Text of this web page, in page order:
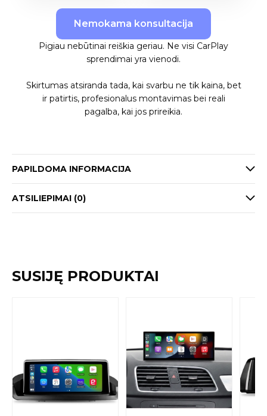
Nemokama konsultacija
Pigiau nebūtinai reiškia geriau. Ne visi CarPlay
sprendimai yra vienodi.
Skirtumas atsiranda tada, kai svarbu ne tik kaina, bet
ir patirtis, profesionalus montavimas bei reali
pagalba, kai jos prireikia.
PAPILDOMA INFORMACIJA
ATSILIEPIMAI (0)
SUSIJĘ PRODUKTAI